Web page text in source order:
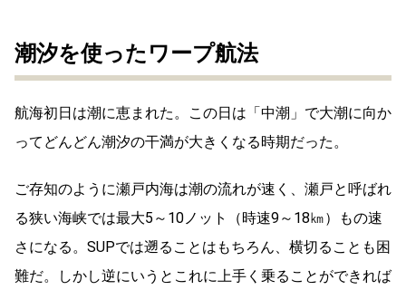
潮汐を使ったワープ航法
航海初日は潮に恵まれた。この日は「中潮」で大潮に向か
ってどんどん潮汐の干満が大きくなる時期だった。
ご存知のように瀬戸内海は潮の流れが速く、瀬戸と呼ばれ
る狭い海峡では最大5～10ノット（時速9～18㎞）もの速
さになる。SUPでは遡ることはもちろん、横切ることも困
難だ。しかし逆にいうとこれに上手く乗ることができれば